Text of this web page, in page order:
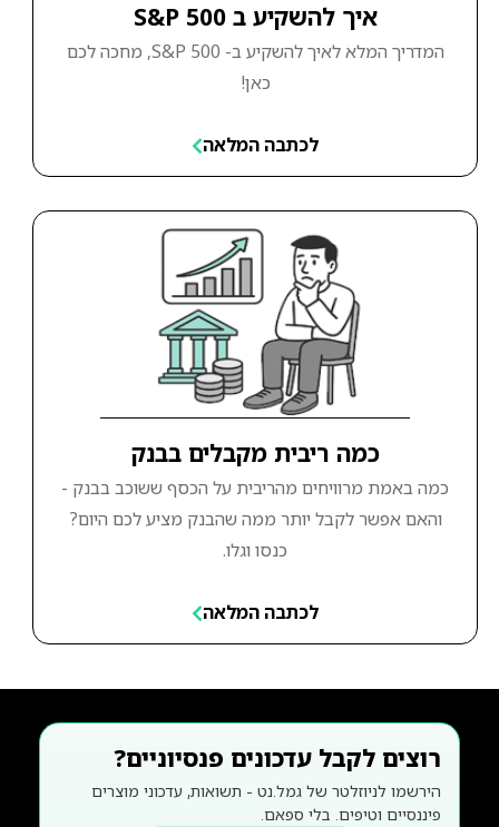
איך להשקיע ב S&P 500
המדריך המלא לאיך להשקיע ב- S&P 500, מחכה לכם
כאן!
לכתבה המלאה
כמה ריבית מקבלים בבנק
כמה באמת מרוויחים מהריבית על הכסף ששוכב בבנק -
והאם אפשר לקבל יותר ממה שהבנק מציע לכם היום?
כנסו וגלו.
לכתבה המלאה
רוצים לקבל עדכונים פנסיוניים?
הירשמו לניוזלטר של גמל.נט - תשואות, עדכוני מוצרים
פיננסיים וטיפים. בלי ספאם.